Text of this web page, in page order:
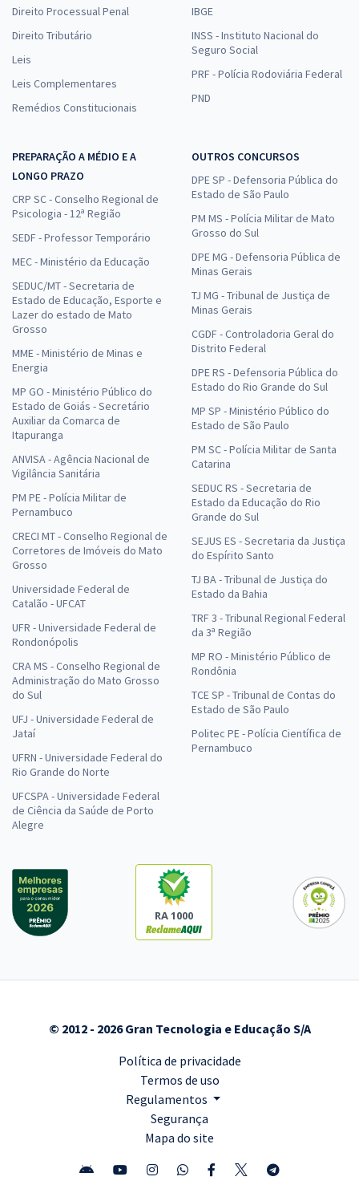
Direito Processual Penal
Direito Tributário
Leis
Leis Complementares
Remédios Constitucionais
IBGE
INSS - Instituto Nacional do
Seguro Social
PRF - Polícia Rodoviária Federal
PND
PREPARAÇÃO A MÉDIO E A
LONGO PRAZO
CRP SC - Conselho Regional de
Psicologia - 12ª Região
SEDF - Professor Temporário
MEC - Ministério da Educação
SEDUC/MT - Secretaria de
Estado de Educação, Esporte e
Lazer do estado de Mato
Grosso
MME - Ministério de Minas e
Energia
MP GO - Ministério Público do
Estado de Goiás - Secretário
Auxiliar da Comarca de
Itapuranga
ANVISA - Agência Nacional de
Vigilância Sanitária
PM PE - Polícia Militar de
Pernambuco
CRECI MT - Conselho Regional de
Corretores de Imóveis do Mato
Grosso
Universidade Federal de
Catalão - UFCAT
UFR - Universidade Federal de
Rondonópolis
CRA MS - Conselho Regional de
Administração do Mato Grosso
do Sul
UFJ - Universidade Federal de
Jataí
UFRN - Universidade Federal do
Rio Grande do Norte
UFCSPA - Universidade Federal
de Ciência da Saúde de Porto
Alegre
OUTROS CONCURSOS
DPE SP - Defensoria Pública do
Estado de São Paulo
PM MS - Polícia Militar de Mato
Grosso do Sul
DPE MG - Defensoria Pública de
Minas Gerais
TJ MG - Tribunal de Justiça de
Minas Gerais
CGDF - Controladoria Geral do
Distrito Federal
DPE RS - Defensoria Pública do
Estado do Rio Grande do Sul
MP SP - Ministério Público do
Estado de São Paulo
PM SC - Polícia Militar de Santa
Catarina
SEDUC RS - Secretaria de
Estado da Educação do Rio
Grande do Sul
SEJUS ES - Secretaria da Justiça
do Espírito Santo
TJ BA - Tribunal de Justiça do
Estado da Bahia
TRF 3 - Tribunal Regional Federal
da 3ª Região
MP RO - Ministério Público de
Rondônia
TCE SP - Tribunal de Contas do
Estado de São Paulo
Politec PE - Polícia Científica de
Pernambuco
RA 1000
© 2012 - 2026 Gran Tecnologia e Educação S/A
Política de privacidade
Termos de uso
Regulamentos
Segurança
Mapa do site